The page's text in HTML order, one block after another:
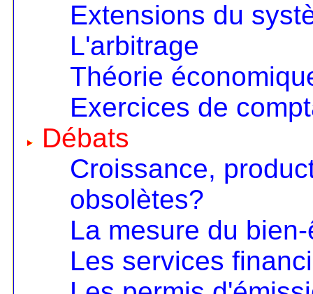
Extensions du
L'arbitrage
Théorie
Exercices de
Débats
Croissance,
obsolètes?
La mesure du
Les services